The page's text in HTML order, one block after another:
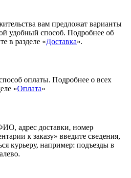
вам предложат варианты
удобный способ. Подробнее об
в разделе «Доставка».
оплаты. Подробнее о всех
«Оплата»
адрес доставки, номер
к заказу» введите сведения,
курьеру, например: подъезды в